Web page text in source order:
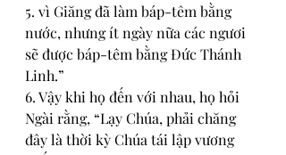
5. vì Giăng đã làm báp-têm bằng
nước, nhưng ít ngày nữa các ngươi
sẽ được báp-têm bằng Ðức Thánh
Linh.”
6. Vậy khi họ đến với nhau, họ hỏi
Ngài rằng, “Lạy Chúa, phải chăng
đây là thời kỳ Chúa tái lập vương